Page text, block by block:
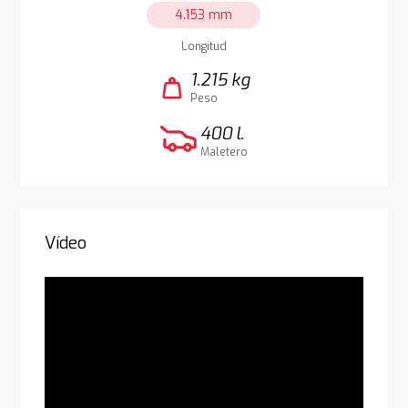
4.153 mm
Longitud
weight 1.215 kg
Peso
400 l.
Maletero
Vídeo